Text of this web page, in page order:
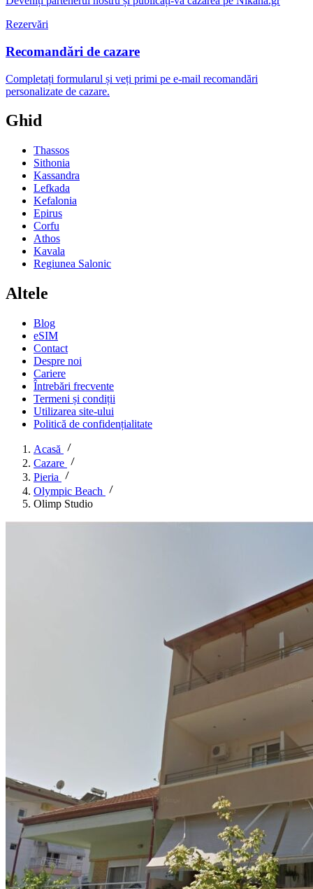
Rezervări
Recomandări de cazare
Completați formularul și veți primi pe e-mail recomandări
personalizate de cazare.
Ghid
Thassos
Sithonia
Kassandra
Lefkada
Kefalonia
Epirus
Corfu
Athos
Kavala
Regiunea Salonic
Altele
Blog
eSIM
Contact
Despre noi
Cariere
Întrebări frecvente
Termeni și condiții
Utilizarea site-ului
Politică de confidențialitate
Acasă
Cazare
Pieria
Olympic Beach
Olimp Studio